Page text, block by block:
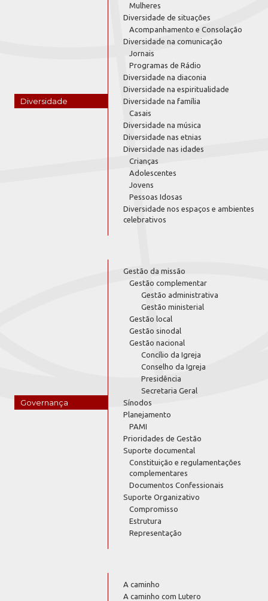
Diversidade
Mulheres
Diversidade de situações
Acompanhamento e Consolação
Diversidade na comunicação
Jornais
Programas de Rádio
Diversidade na diaconia
Diversidade na espiritualidade
Diversidade na família
Casais
Diversidade na música
Diversidade nas etnias
Diversidade nas idades
Crianças
Adolescentes
Jovens
Pessoas Idosas
Diversidade nos espaços e ambientes
celebrativos
Governança
Gestão da missão
Gestão complementar
Gestão administrativa
Gestão ministerial
Gestão local
Gestão sinodal
Gestão nacional
Concílio da Igreja
Conselho da Igreja
Presidência
Secretaria Geral
Sínodos
Planejamento
PAMI
Prioridades de Gestão
Suporte documental
Constituição e regulamentações
complementares
Documentos Confessionais
Suporte Organizativo
Compromisso
Estrutura
Representação
A caminho
A caminho com Lutero